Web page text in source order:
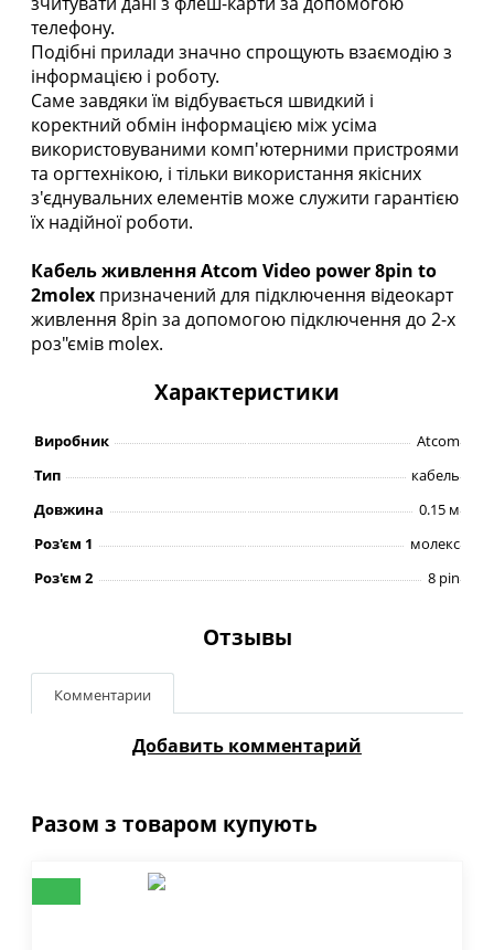
телефону.
Подібні прилади значно спрощують взаємодію з
інформацією і роботу.
Саме завдяки їм відбувається швидкий і
коректний обмін інформацією між усіма
використовуваними комп'ютерними пристроями
та оргтехнікою, і тільки використання якісних
з'єднувальних елементів може служити гарантією
їх надійної роботи.
Кабель живлення Atcom Video power 8pin to
2molex призначений для підключення відеокарт
живлення 8pin за допомогою підключення до 2-х
роз"ємів molex.
Характеристики
Виробник
Atcom
Тип
кабель
Довжина
0.15 м
Роз'єм 1
молекс
Роз'єм 2
8 pin
Отзывы
Комментарии
Добавить комментарий
Разом з товаром купують